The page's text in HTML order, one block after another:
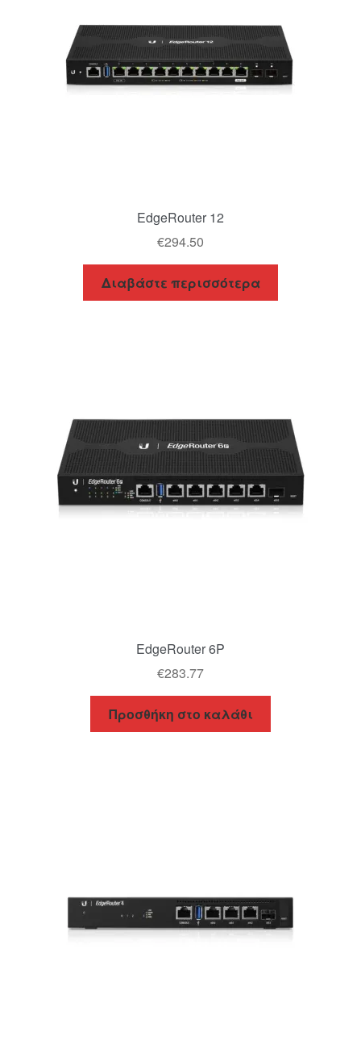
EdgeRouter 12
€294.50
Διαβάστε περισσότερα
EdgeRouter 6P
€283.77
Προσθήκη στο καλάθι